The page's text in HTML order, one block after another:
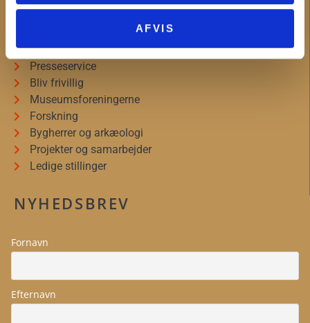
AFVIS
Om Museum Vestsjælland
Organisationsinformation
Presseservice
Bliv frivillig
Museumsforeningerne
Forskning
Bygherrer og arkæologi
Projekter og samarbejder
Ledige stillinger
NYHEDSBREV
Fornavn
Efternavn